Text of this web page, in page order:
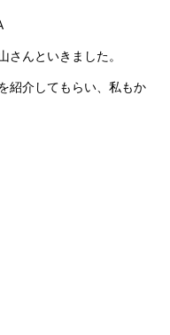
んといきました。
紹介してもらい、私もか